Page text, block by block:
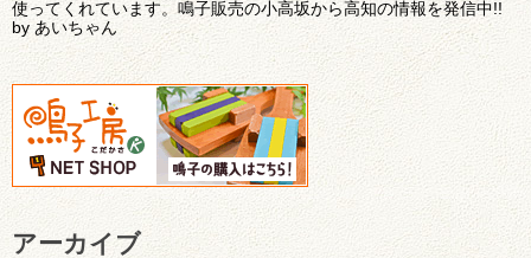
使ってくれています。鳴子販売の小高坂から高知の情報を発信中!!
by あいちゃん
アーカイブ